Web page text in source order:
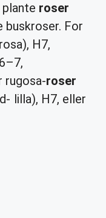
roser
buskroser. For
H7,
rugosa-roser
lilla), H7, eller